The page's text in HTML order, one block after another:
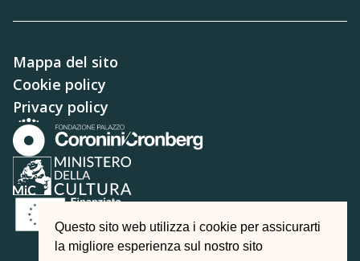
Questo sito web utilizza i cookie per assicurarti
la migliore esperienza sul nostro sito
Mappa del sito
Cookie policy
Privacy policy